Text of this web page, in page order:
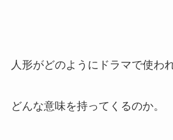
人形がどのようにドラマで使わ
どんな意味を持ってくるのか。